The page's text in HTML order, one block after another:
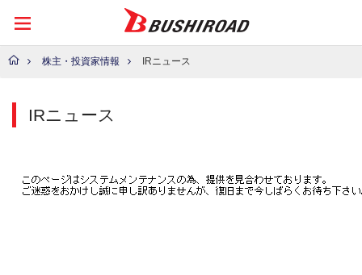
株主・投資家情報 IRニュース
IRニュース